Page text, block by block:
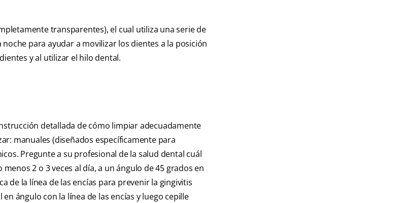
transparentes), el cual utiliza una serie de
para ayudar a movilizar los dientes a la posición
y al utilizar el hilo dental.
detallada de cómo limpiar adecuadamente
manuales (diseñados específicamente para
Pregunte a su profesional de la salud dental cuál
2 o 3 veces al día, a un ángulo de 45 grados en
de la línea de las encías para prevenir la gingivitis
ángulo con la línea de las encías y luego cepille